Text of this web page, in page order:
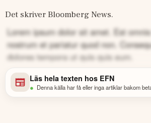
Det skriver Bloomberg News.
Lorem ipsum dolor sit amet. Est
nostrum et pariatur quod non.
dolores tempora ut quis quis eum.
Läs hela texten hos EFN
• Denna källa har få eller inga artiklar bakom